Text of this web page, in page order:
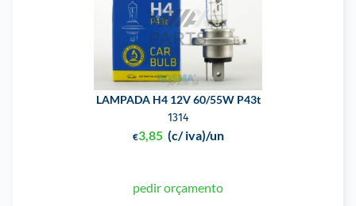
LAMPADA H4 12V 60/55W P43t
1314
€3,85 (c/ iva)/un
pedir orçamento